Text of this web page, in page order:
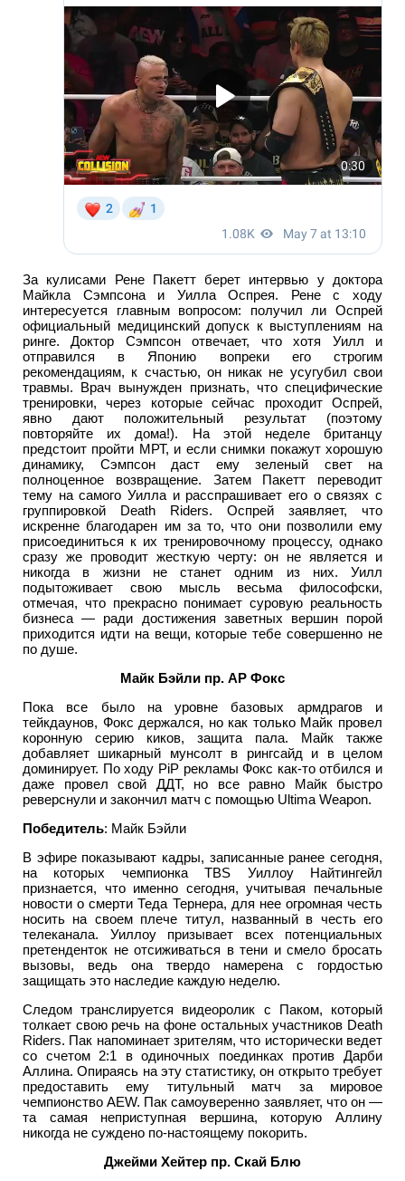
За кулисами Рене Пакетт берет интервью у доктора
Майкла Сэмпсона и Уилла Оспрея. Рене с ходу
интересуется главным вопросом: получил ли Оспрей
официальный медицинский допуск к выступлениям на
ринге. Доктор Сэмпсон отвечает, что хотя Уилл и
отправился в Японию вопреки его строгим
рекомендациям, к счастью, он никак не усугубил свои
травмы. Врач вынужден признать, что специфические
тренировки, через которые сейчас проходит Оспрей,
явно дают положительный результат (поэтому
повторяйте их дома!). На этой неделе британцу
предстоит пройти МРТ, и если снимки покажут хорошую
динамику, Сэмпсон даст ему зеленый свет на
полноценное возвращение. Затем Пакетт переводит
тему на самого Уилла и расспрашивает его о связях с
группировкой Death Riders. Оспрей заявляет, что
искренне благодарен им за то, что они позволили ему
присоединиться к их тренировочному процессу, однако
сразу же проводит жесткую черту: он не является и
никогда в жизни не станет одним из них. Уилл
подытоживает свою мысль весьма философски,
отмечая, что прекрасно понимает суровую реальность
бизнеса — ради достижения заветных вершин порой
приходится идти на вещи, которые тебе совершенно не
по душе.
Майк Бэйли пр. АР Фокс
Пока все было на уровне базовых армдрагов и
тейкдаунов, Фокс держался, но как только Майк провел
коронную серию киков, защита пала. Майк также
добавляет шикарный мунсолт в рингсайд и в целом
доминирует. По ходу PiP рекламы Фокс как-то отбился и
даже провел свой ДДТ, но все равно Майк быстро
реверснули и закончил матч с помощью Ultima Weapon.
Победитель: Майк Бэйли
В эфире показывают кадры, записанные ранее сегодня,
на которых чемпионка TBS Уиллоу Найтингейл
признается, что именно сегодня, учитывая печальные
новости о смерти Теда Тернера, для нее огромная честь
носить на своем плече титул, названный в честь его
телеканала. Уиллоу призывает всех потенциальных
претенденток не отсиживаться в тени и смело бросать
вызовы, ведь она твердо намерена с гордостью
защищать это наследие каждую неделю.
Следом транслируется видеоролик с Паком, который
толкает свою речь на фоне остальных участников Death
Riders. Пак напоминает зрителям, что исторически ведет
со счетом 2:1 в одиночных поединках против Дарби
Аллина. Опираясь на эту статистику, он открыто требует
предоставить ему титульный матч за мировое
чемпионство AEW. Пак самоуверенно заявляет, что он —
та самая неприступная вершина, которую Аллину
никогда не суждено по-настоящему покорить.
Джейми Хейтер пр. Скай Блю